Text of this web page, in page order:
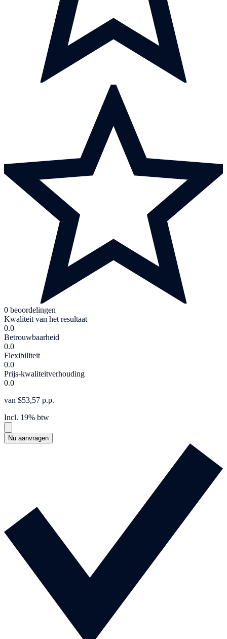
0 beoordelingen
Kwaliteit van het resultaat
0.0
Betrouwbaarheid
0.0
Flexibiliteit
0.0
Prijs-kwaliteitverhouding
0.0
van $53,57 p.p.
Incl. 19% btw
Nu aanvragen